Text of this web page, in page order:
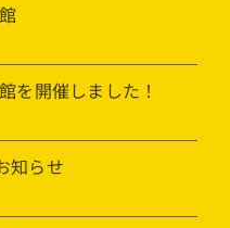
を開催しました！
知らせ